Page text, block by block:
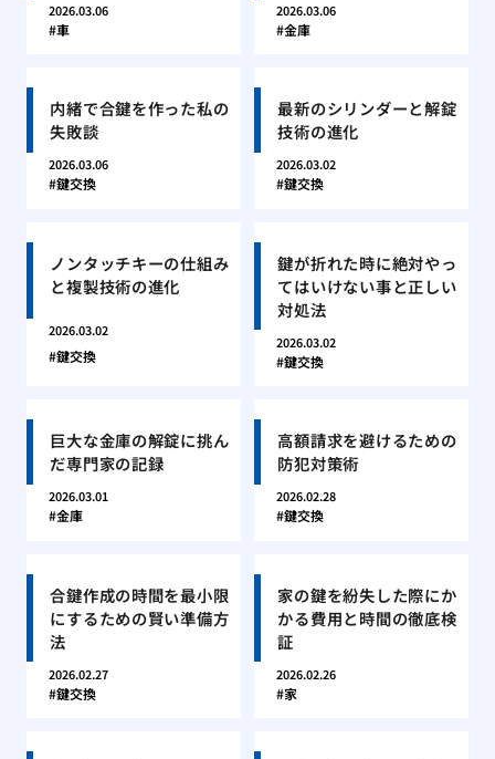
2026.03.06
車
2026.03.06
金庫
内緒で合鍵を作った私の
失敗談
2026.03.06
鍵交換
最新のシリンダーと解錠
技術の進化
2026.03.02
鍵交換
ノンタッチキーの仕組み
と複製技術の進化
2026.03.02
鍵交換
鍵が折れた時に絶対やっ
てはいけない事と正しい
対処法
2026.03.02
鍵交換
巨大な金庫の解錠に挑ん
だ専門家の記録
2026.03.01
金庫
高額請求を避けるための
防犯対策術
2026.02.28
鍵交換
合鍵作成の時間を最小限
にするための賢い準備方
法
2026.02.27
鍵交換
家の鍵を紛失した際にか
かる費用と時間の徹底検
証
2026.02.26
家